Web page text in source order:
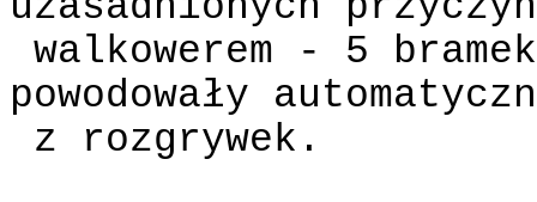
walkowerem - 5
powodowały
z rozgrywek.